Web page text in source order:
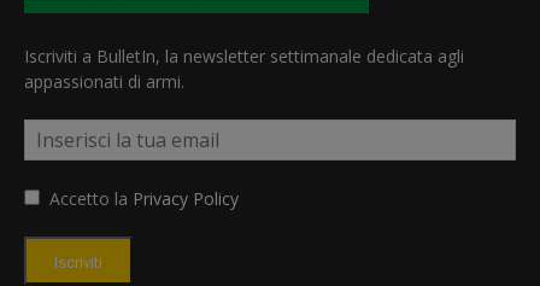
Iscriviti a BulletIn, la newsletter settimanale dedicata agli
appassionati di armi.
Accetto la Privacy Policy
Iscriviti